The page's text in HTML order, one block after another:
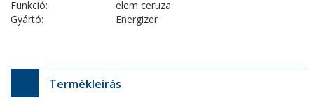
Funkció:
elem ceruza
Gyártó:
Energizer
Termékleírás